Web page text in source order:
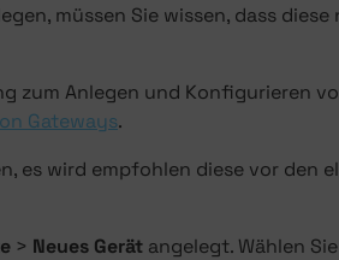
müssen Sie wissen, dass
zum Anlegen und Konfigurieren
Gateways.
es wird empfohlen diese vor den
> Neues Gerät angelegt. Wählen